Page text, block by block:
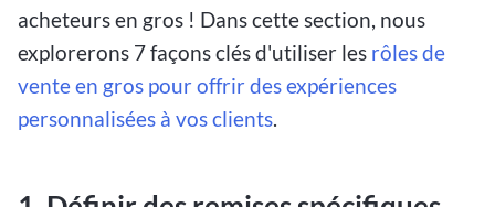
acheteurs en gros ! Dans cette section, nous
explorerons 7 façons clés d'utiliser les rôles de
vente en gros pour offrir des expériences
personnalisées à vos clients